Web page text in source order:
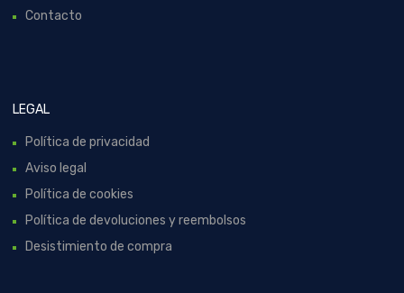
Contacto
LEGAL
Política de privacidad
Aviso legal
Política de cookies
Política de devoluciones y reembolsos
Desistimiento de compra